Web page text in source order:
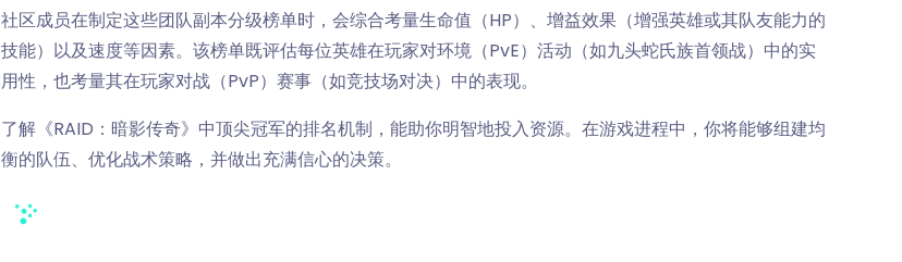
社区成员在制定这些团队副本分级榜单时，会综合考量生命值（HP）、增益效果（增强英雄或其队友能力的
技能）以及速度等因素。该榜单既评估每位英雄在玩家对环境（PvE）活动（如九头蛇氏族首领战）中的实
用性，也考量其在玩家对战（PvP）赛事（如竞技场对决）中的表现。
了解《RAID：暗影传奇》中顶尖冠军的排名机制，能助你明智地投入资源。在游戏进程中，你将能够组建均
衡的队伍、优化战术策略，并做出充满信心的决策。